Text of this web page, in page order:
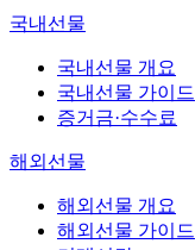
국내선물
국내선물 개요
국내선물 가이드
증거금·수수료
해외선물
해외선물 개요
해외선물 가이드